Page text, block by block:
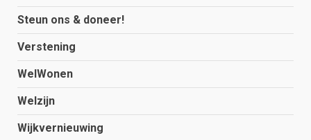
Steun ons & doneer!
Verstening
WelWonen
Welzijn
Wijkvernieuwing